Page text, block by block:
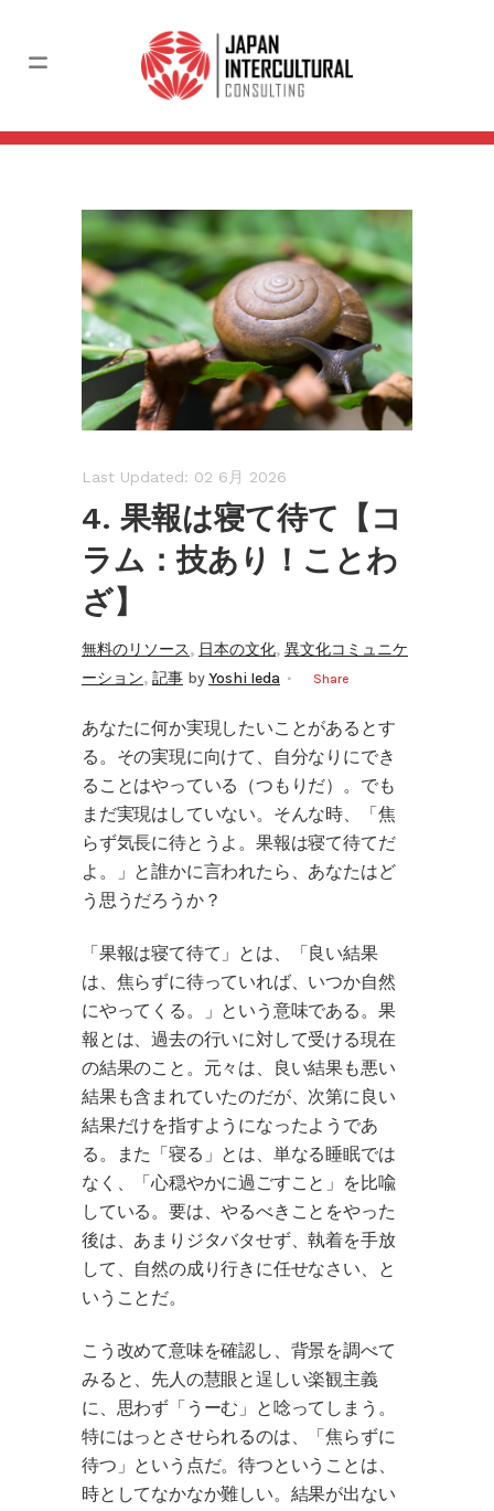
Last Updated: 02 6月 2026
4. 果報は寝て待て【コ
ラム：技あり！ことわ
ざ】
無料のリソース, 日本の文化, 異文化コミュニケ
ーション, 記事 byYoshi Ieda Share
あなたに何か実現したいことがあるとす
る。その実現に向けて、自分なりにでき
ることはやっている（つもりだ）。でも
まだ実現はしていない。そんな時、「焦
らず気長に待とうよ。果報は寝て待てだ
よ。」と誰かに言われたら、あなたはど
う思うだろうか？
「果報は寝て待て」とは、「良い結果
は、焦らずに待っていれば、いつか自然
にやってくる。」という意味である。果
報とは、過去の行いに対して受ける現在
の結果のこと。元々は、良い結果も悪い
結果も含まれていたのだが、次第に良い
結果だけを指すようになったようであ
る。また「寝る」とは、単なる睡眠では
なく、「心穏やかに過ごすこと」を比喩
している。要は、やるべきことをやった
後は、あまりジタバタせず、執着を手放
して、自然の成り行きに任せなさい、と
いうことだ。
こう改めて意味を確認し、背景を調べて
みると、先人の慧眼と逞しい楽観主義
に、思わず「うーむ」と唸ってしまう。
特にはっとさせられるのは、「焦らずに
待つ」という点だ。待つということは、
時としてなかなか難しい。結果が出ない